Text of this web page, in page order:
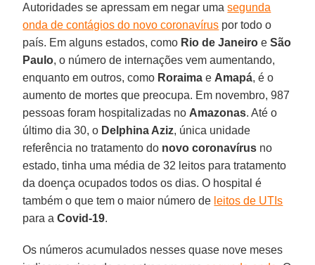
Autoridades se apressam em negar umasegunda
onda de contágios do novo coronavírus por todo o
país. Em alguns estados, como Rio de Janeiro eSão
Paulo, o número de internações vem aumentando,
enquanto em outros, como Roraima e Amapá, é o
aumento de mortes que preocupa. Em novembro, 987
pessoas foram hospitalizadas no Amazonas. Até o
último dia 30, o Delphina Aziz, única unidade
referência no tratamento do novo coronavírus no
estado, tinha uma média de 32 leitos para tratamento
da doença ocupados todos os dias. O hospital é
também o que tem o maior número de leitos de UTIs
para aCovid-19.
Os números acumulados nesses quase nove meses